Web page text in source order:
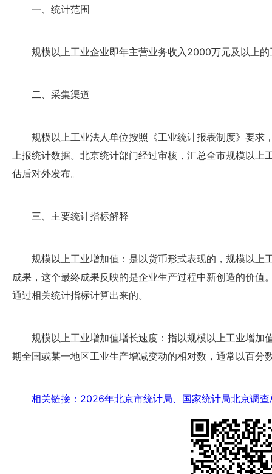
一、统计范围
规模以上工业企业即年主营业务收入2000万元及以上
二、采集渠道
规模以上工业法人单位按照《工业统计报表制度》要求
上报统计数据。北京统计部门经过审核，汇总全市规模以上
估后对外发布。
三、主要统计指标解释
规模以上工业增加值：是以货币形式表现的，规模以上
成果，这个最终成果反映的是企业生产过程中新创造的价值
通过相关统计指标计算出来的。
规模以上工业增加值增长速度：指以规模以上工业增加
期全国或某一地区工业生产增减变动的相对数，通常以百分
相关链接：2026年北京市统计局、国家统计局北京调